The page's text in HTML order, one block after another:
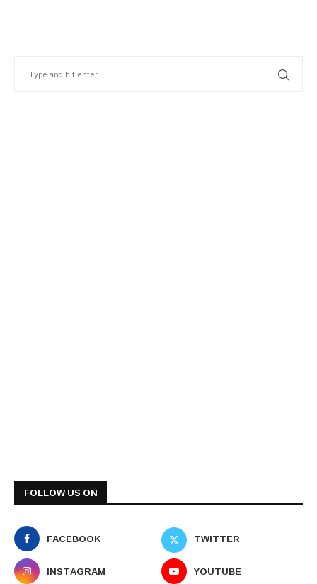
FOLLOW US ON
FACEBOOK
TWITTER
INSTAGRAM
YOUTUBE